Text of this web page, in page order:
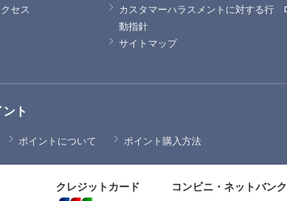
セス
カスタマーハラスメントに対する行
動指針
サイトマップ
ト
ポイントについて ポイント購入方法
クレジットカード コンビニ・ネットバンク